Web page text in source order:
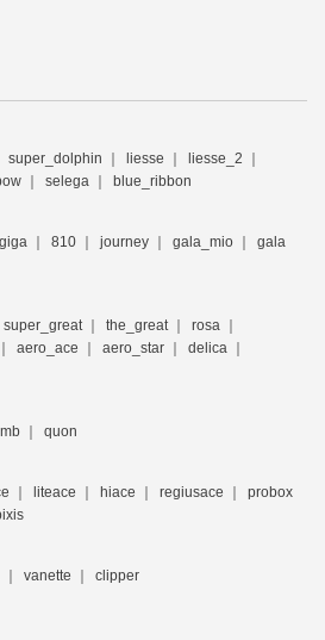
super_dolphin liesse
liesse_2
selega blue_ribbon
giga 810 journey gala_mio
gala
super_great the_great
rosa
aero_ace aero_star
delica
quon
liteace hiace regiusace
probox
vanette clipper